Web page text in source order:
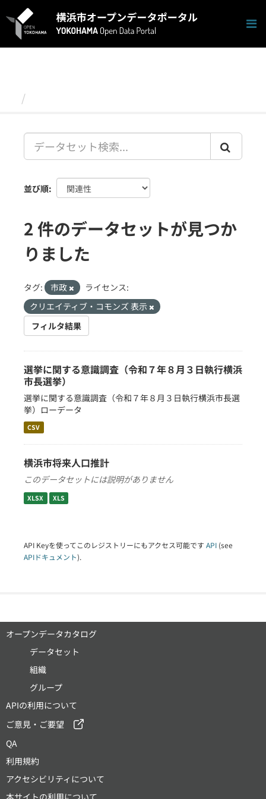
キ
並び順
2 件のデータセットが見つか
りました
タグ: 市政
ライセンス:
クリエイティブ・コモンズ 表示
フィルタ結果
選挙に関する意識調査（令和７年８月３日執行横浜
市長選挙）
選挙に関する意識調査（令和７年８月３日執行横浜市長選
挙）ローデータ
CSV
横浜市将来人口推計
このデータセットには説明がありません
XLSX XLS
API Keyを使ってこのレジストリーにもアクセス可能です API (see
APIドキュメント).
オープンデータカタログ
データセット
組織
グループ
APIの利用について
ご意見・ご要望
QA
利用規約
アクセシビリティについて
本サイトの利用について